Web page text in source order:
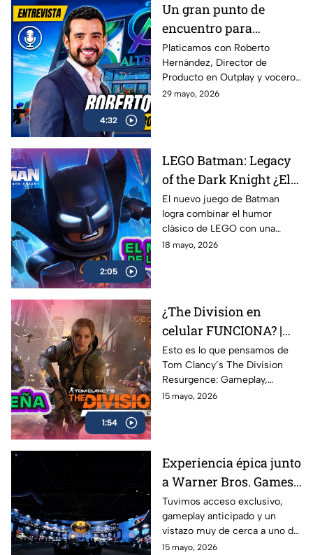
4:32
Un gran punto de
encuentro para
conectar con más
gamers | Entrevista con
Roberto Hernández
Platicamos con Roberto
Hernández, Director de
Producto en Outplay y vocero
de Alternia, sobre el
cómo Alternia busca redefinir
el entretenimiento para las
nuevas generaciones
29 mayo, 2026
2:05
LEGO Batman: Legacy
of the Dark Knight ¿El
mejor de la franqucia? |
AZE REVIEW
El nuevo juego de Batman
logra combinar el humor
clásico de LEGO con una
aventura llena de acción,
18 mayo, 2026
1:54
¿The Division en
celular FUNCIONA? |
Probamos Tom
Clancy's The Division
Resurgence AZE
Review
Esto es lo que pensamos de
Tom Clancy’s The Division
Resurgence: Gameplay,
gráficos, combate, mundo
15 mayo, 2026
Experiencia épica junto
a Warner Bros. Games
antes del estreno de
LEGO Batman: El
Legado del Caballero de
Tuvimos acceso exclusivo,
gameplay anticipado y un
vistazo muy de cerca a uno de
los lanzamientos más
15 mayo, 2026